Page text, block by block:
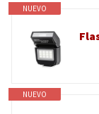
NUEVO
NUEVO